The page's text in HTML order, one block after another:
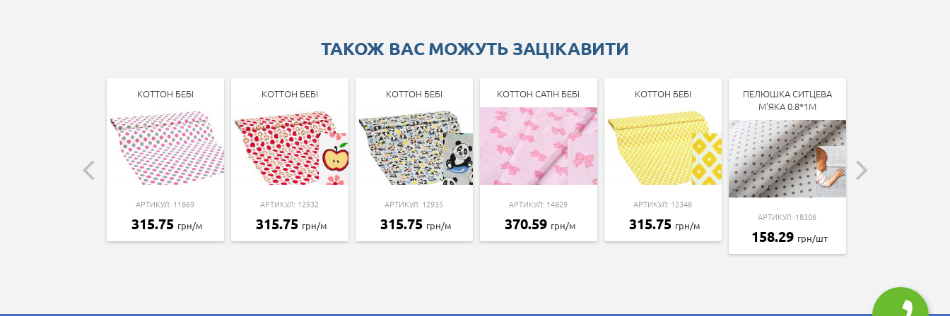
ТАКОЖ ВАС МОЖУТЬ ЗАЦІКАВИТИ
КОТТОН БЕБІ
АРТИКУЛ: 11869
315.75 грн/м
КОТТОН БЕБІ
АРТИКУЛ: 12932
315.75 грн/м
КОТТОН БЕБІ
АРТИКУЛ: 12935
315.75 грн/м
КОТТОН САТІН БЕБІ
АРТИКУЛ: 14829
370.59 грн/м
КОТТОН БЕБІ
АРТИКУЛ: 12348
315.75 грн/м
ПЕЛЮШКА СИТЦЕВА
М'ЯКА 0.8*1М
АРТИКУЛ: 18306
158.29 грн/шт